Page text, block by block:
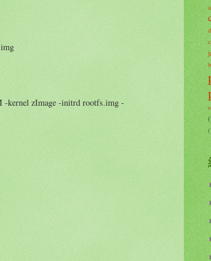
-kernel zImage -initrd rootfs.img -